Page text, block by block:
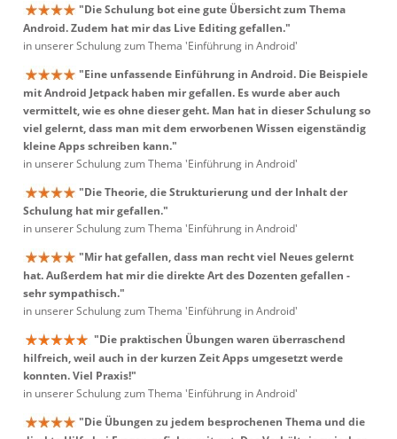
"Die Schulung bot eine gute Übersicht zum Thema
Android. Zudem hat mir das Live Editing gefallen."
in unserer Schulung zum Thema 'Einführung in Android'
"Eine unfassende Einführung in Android. Die Beispiele
mit Android Jetpack haben mir gefallen. Es wurde aber auch
vermittelt, wie es ohne dieser geht. Man hat in dieser Schulung so
viel gelernt, dass man mit dem erworbenen Wissen eigenständig
kleine Apps schreiben kann."
in unserer Schulung zum Thema 'Einführung in Android'
"Die Theorie, die Strukturierung und der Inhalt der
Schulung hat mir gefallen."
in unserer Schulung zum Thema 'Einführung in Android'
"Mir hat gefallen, dass man recht viel Neues gelernt
hat. Außerdem hat mir die direkte Art des Dozenten gefallen -
sehr sympathisch."
in unserer Schulung zum Thema 'Einführung in Android'
"Die praktischen Übungen waren überraschend
hilfreich, weil auch in der kurzen Zeit Apps umgesetzt werde
konnten. Viel Praxis!"
in unserer Schulung zum Thema 'Einführung in Android'
"Die Übungen zu jedem besprochenen Thema und die